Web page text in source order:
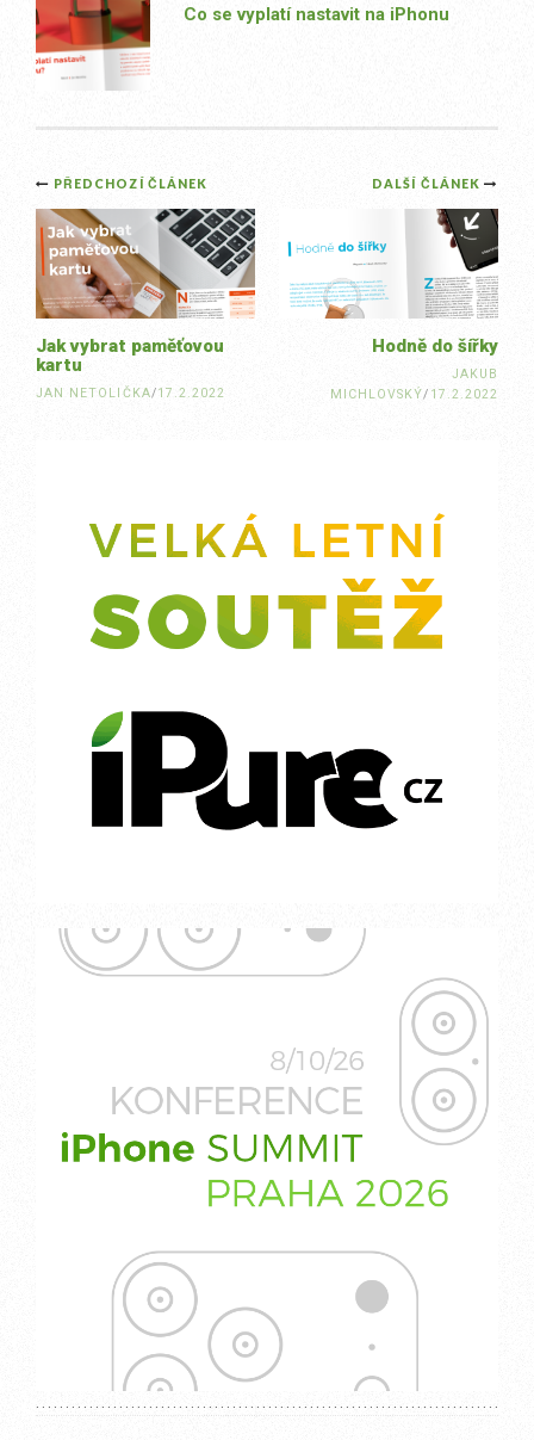
Co se vyplatí nastavit na iPhonu
Post
navigation
DALŠÍ ČLÁNEK
Hodně do šířky
JAKUB
MICHLOVSKÝ/ 17.2.2022
PŘEDCHOZÍ ČLÁNEK
Jak vybrat paměťovou
kartu
JAN NETOLIČKA/17.2.2022